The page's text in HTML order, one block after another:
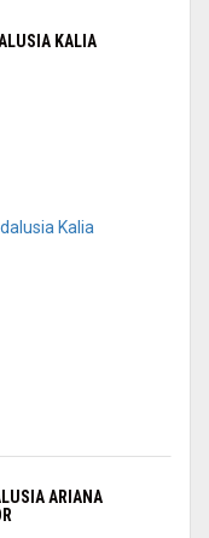
KALIA
ARIANA